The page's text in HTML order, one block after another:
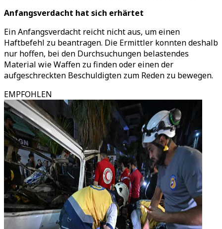
Anfangsverdacht hat sich erhärtet
Ein Anfangsverdacht reicht nicht aus, um einen
Haftbefehl zu beantragen. Die Ermittler konnten deshalb
nur hoffen, bei den Durchsuchungen belastendes
Material wie Waffen zu finden oder einen der
aufgeschreckten Beschuldigten zum Reden zu bewegen.
EMPFOHLEN